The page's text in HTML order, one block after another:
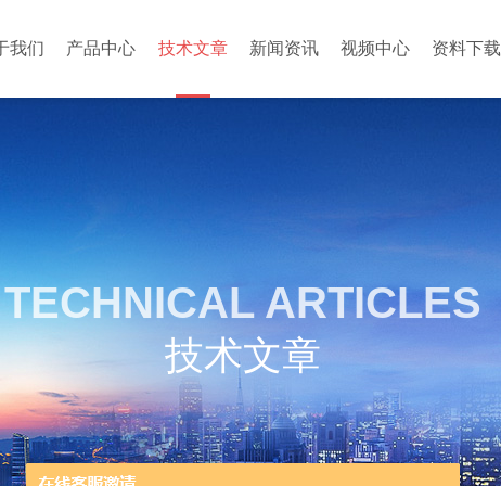
我们 产品中心 技术文章 新闻资讯 视频中心 资料下载
TECHNICAL ARTICLES
技术文章